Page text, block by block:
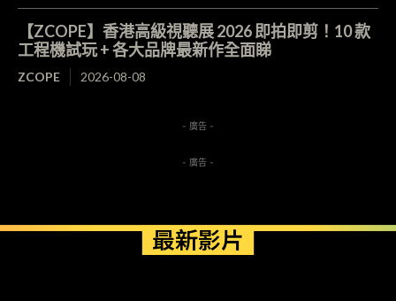
【ZCOPE】香港高級視聽展 2026 即拍即剪！10 款
工程機試玩 + 各大品牌最新作全面睇
ZCOPE 2026-08-08
- 廣告 -
- 廣告 -
最新影片